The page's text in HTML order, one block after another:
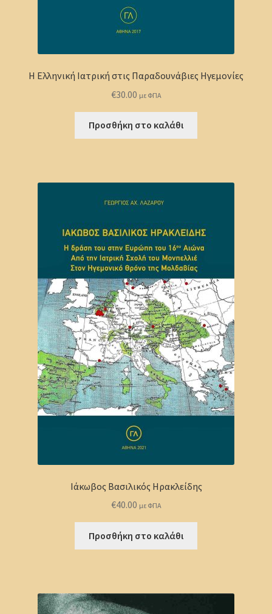
Η Ελληνική Ιατρική στις Παραδουνάβιες Ηγεμονίες
€30.00 με ΦΠΑ
Προσθήκη στο καλάθι
Ιάκωβος Βασιλικός Ηρακλείδης
€40.00 με ΦΠΑ
Προσθήκη στο καλάθι